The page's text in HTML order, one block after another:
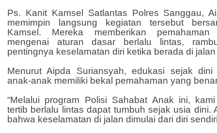
Ps. Kanit Kamsel Satlantas Polres Sanggau,
memimpin langsung kegiatan tersebut
Kamsel. Mereka memberikan
mengenai aturan dasar berlalu lintas,
pentingnya keselamatan diri ketika berada di
Menurut Aipda Suriansyah, edukasi sejak
anak-anak memiliki bekal pemahaman yang
“Melalui program Polisi Sahabat Anak ini,
tertib berlalu lintas dapat tumbuh sejak usia dini.
bahwa keselamatan di jalan dimulai dari diri